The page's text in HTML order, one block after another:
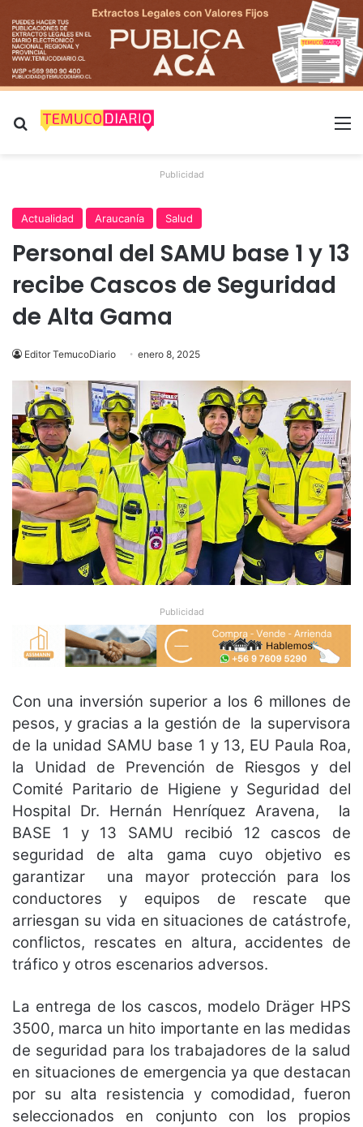
Buscar por
Publicidad
Actualidad Araucanía Salud
Personal del SAMU base 1 y 13
recibe Cascos de Seguridad
de Alta Gama
Editor TemucoDiario enero 8, 2025
Publicidad
Con una inversión superior a los 6 millones de
pesos, y gracias a la gestión de la supervisora
de la unidad SAMU base 1 y 13, EU Paula Roa,
la Unidad de Prevención de Riesgos y del
Comité Paritario de Higiene y Seguridad del
Hospital Dr. Hernán Henríquez Aravena, la
BASE 1 y 13 SAMU recibió 12 cascos de
seguridad de alta gama cuyo objetivo es
garantizar una mayor protección para los
conductores y equipos de rescate que
arriesgan su vida en situaciones de catástrofe,
conflictos, rescates en altura, accidentes de
tráfico y otros escenarios adversos.
La entrega de los cascos, modelo Dräger HPS
3500, marca un hito importante en las medidas
de seguridad para los trabajadores de la salud
en situaciones de emergencia ya que destacan
por su alta resistencia y comodidad, fueron
seleccionados en conjunto con los propios